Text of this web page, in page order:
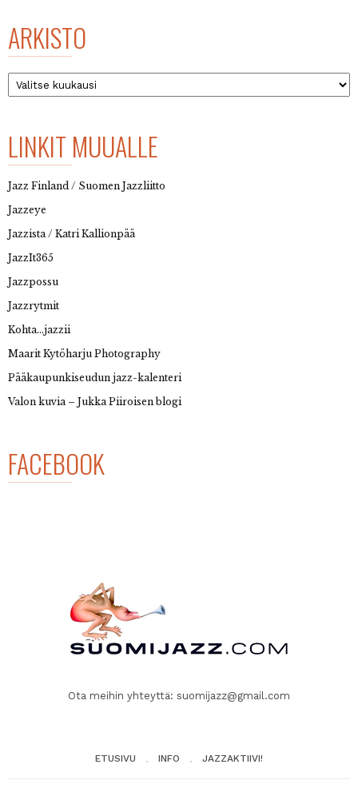
ARKISTO
Arkisto
LINKIT MUUALLE
Jazz Finland / Suomen Jazzliitto
Jazzeye
Jazzista / Katri Kallionpää
JazzIt365
Jazzpossu
Jazzrytmit
Kohta…jazzii
Maarit Kytöharju Photography
Pääkaupunkiseudun jazz-kalenteri
Valon kuvia – Jukka Piiroisen blogi
FACEBOOK
Ota meihin yhteyttä: suomijazz@gmail.com
ETUSIVU INFO JAZZAKTIIVI!